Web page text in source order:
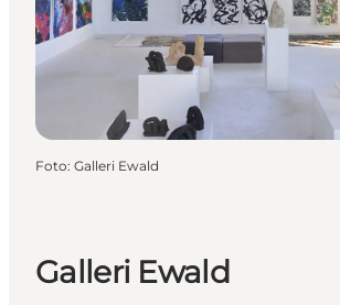
Foto: Galleri Ewald
Galleri Ewald